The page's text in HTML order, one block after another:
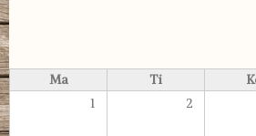
Ma Ti
1
2